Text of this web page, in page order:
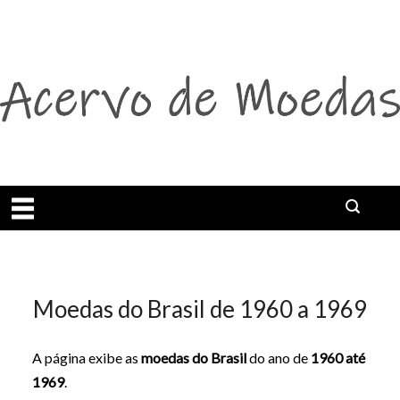
Abrir menu
Buscar
Moedas do Brasil de 1960 a 1969
A página exibe as moedas do Brasildo ano de 1960 até
1969.